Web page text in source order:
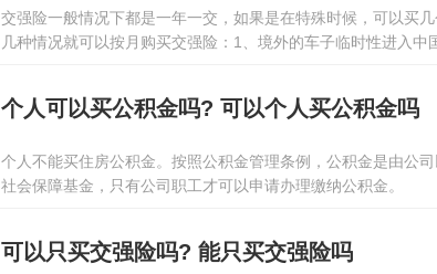
交强险一般情况下都是一年一交，如果是在特殊时候，可以买
几种情况就可以按月购买交强险：1、境外的车子临时性进入中
其他情况。
个人可以买公积金吗? 可以个人买公积金吗
个人不能买住房公积金。按照公积金管理条例，公积金是由公
社会保障基金，只有公司职工才可以申请办理缴纳公积金。
可以只买交强险吗? 能只买交强险吗